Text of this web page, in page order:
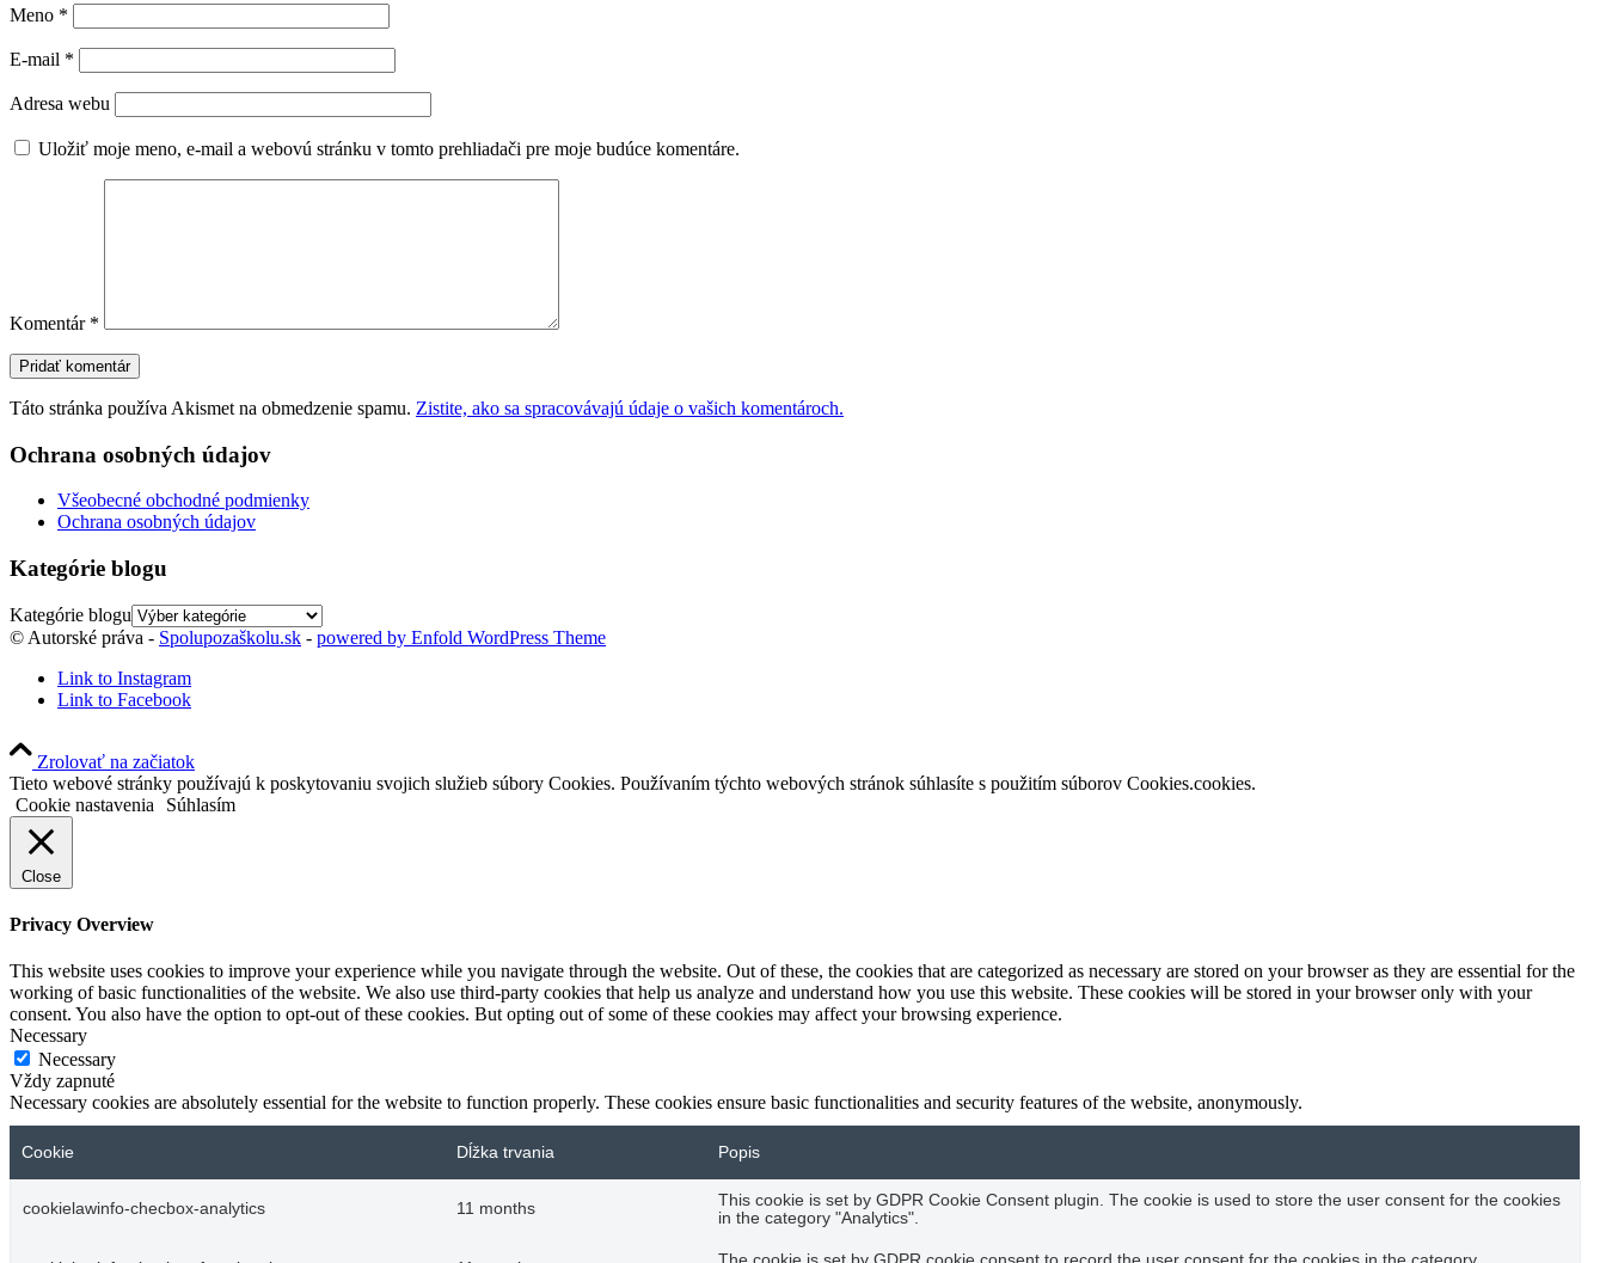
Meno *
E-mail *
Adresa webu
Uložiť moje meno, e-mail a webovú stránku v tomto prehliadači pre moje budúce komentáre.
Komentár *
Táto stránka používa Akismet na obmedzenie spamu. Zistite, ako sa spracovávajú údaje o vašich komentároch.
Ochrana osobných údajov
Všeobecné obchodné podmienky
Ochrana osobných údajov
Kategórie blogu
Kategórie blogu
© Autorské práva - Spolupozaškolu.sk - powered by Enfold WordPress Theme
Link to Instagram
Link to Facebook
Zrolovať na začiatok
Tieto webové stránky používajú k poskytovaniu svojich služieb súbory Cookies. Používaním týchto webových stránok súhlasíte s použitím súborov Cookies.cookies.
Cookie nastavenia
Súhlasím
Close
Privacy Overview
This website uses cookies to improve your experience while you navigate through the website. Out of these, the cookies that are categorized as necessary are stored on your browser as they are essential for the
working of basic functionalities of the website. We also use third-party cookies that help us analyze and understand how you use this website. These cookies will be stored in your browser only with your
consent. You also have the option to opt-out of these cookies. But opting out of some of these cookies may affect your browsing experience.
Necessary
Necessary
Vždy zapnuté
Necessary cookies are absolutely essential for the website to function properly. These cookies ensure basic functionalities and security features of the website, anonymously.
Cookie Dĺžka trvania Popis
cookielawinfo-checbox-analytics 11 months
This cookie is set by GDPR Cookie Consent plugin. The cookie is used to store the user consent for the cookies
in the category "Analytics".